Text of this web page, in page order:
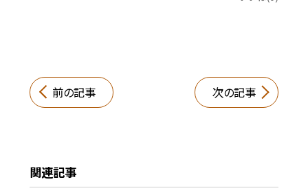
前の記事 次の記事
関連記事